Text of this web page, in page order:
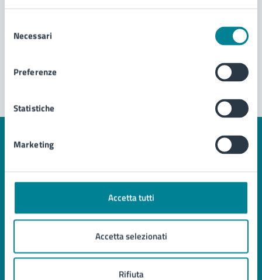
delNecessari
Preferenze
Statistiche
Marketing
Accetta tutti
Accetta selezionati
Rifiuta
Problemi in città
Segnala disservizio
Comune di Jesolo
AMMINISTRAZIONE
Aree amministrative
Uffici